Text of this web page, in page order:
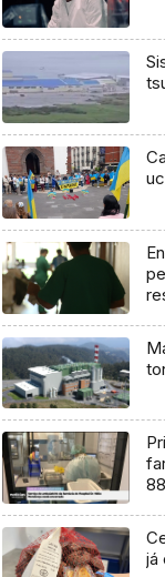
já